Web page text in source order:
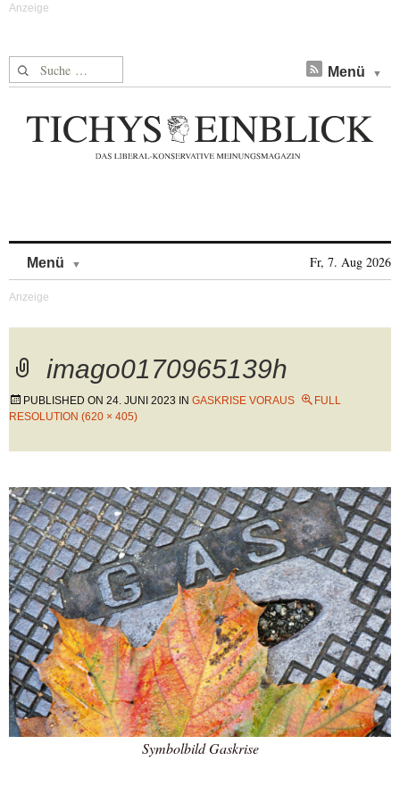
Suche nach: Menü
Menü Fr, 7. Aug 2026
imago0170965139h
PUBLISHED ON 24. JUNI 2023 IN GASKRISE VORAUS
FULL
RESOLUTION (620 × 405)
Symbolbild Gaskrise